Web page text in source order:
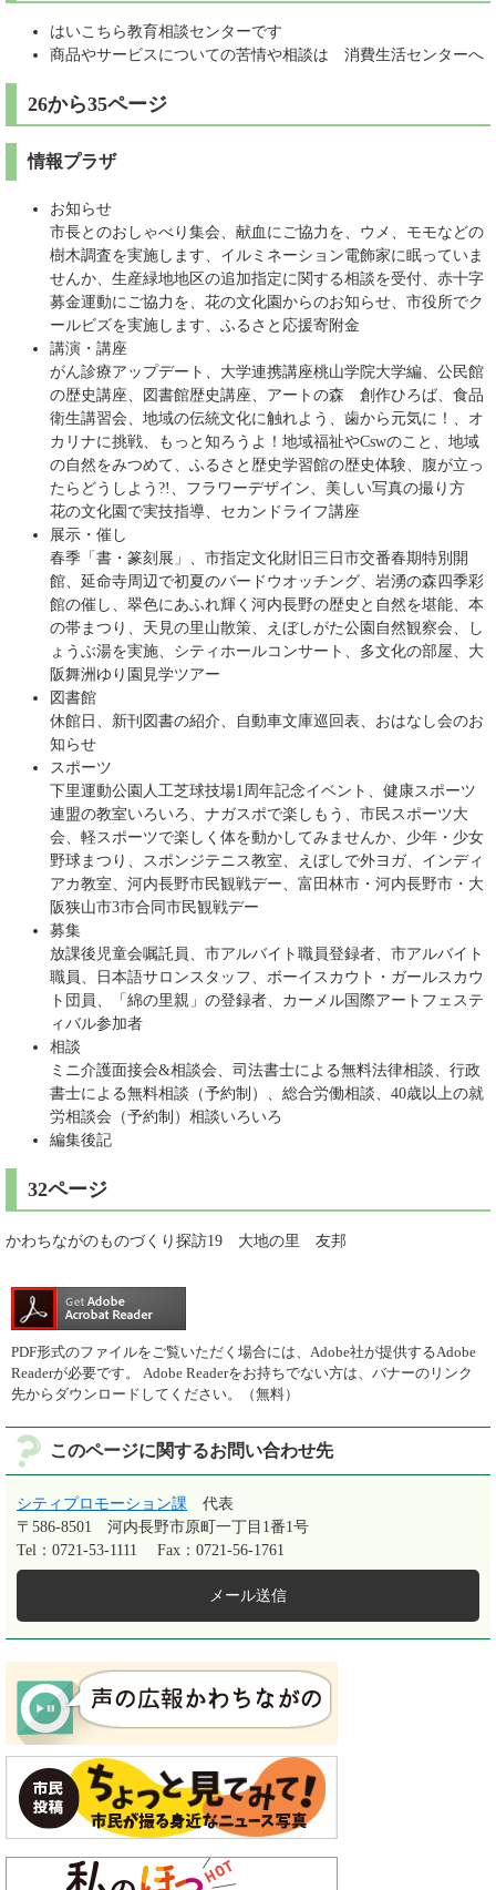
はいこちら教育相談センターです
商品やサービスについての苦情や相談は 消費生活センターへ
26から35ページ
情報プラザ
お知らせ
市長とのおしゃべり集会、献血にご協力を、ウメ、モモなどの
樹木調査を実施します、イルミネーション電飾家に眠っていま
せんか、生産緑地地区の追加指定に関する相談を受付、赤十字
募金運動にご協力を、花の文化園からのお知らせ、市役所でク
ールビズを実施します、ふるさと応援寄附金
講演・講座
がん診療アップデート、大学連携講座桃山学院大学編、公民館
の歴史講座、図書館歴史講座、アートの森 創作ひろば、食品
衛生講習会、地域の伝統文化に触れよう、歯から元気に！、オ
カリナに挑戦、もっと知ろうよ！地域福祉やCswのこと、地域
の自然をみつめて、ふるさと歴史学習館の歴史体験、腹が立っ
たらどうしよう?!、フラワーデザイン、美しい写真の撮り方
花の文化園で実技指導、セカンドライフ講座
展示・催し
春季「書・篆刻展」、市指定文化財旧三日市交番春期特別開
館、延命寺周辺で初夏のバードウオッチング、岩湧の森四季彩
館の催し、翠色にあふれ輝く河内長野の歴史と自然を堪能、本
の帯まつり、天見の里山散策、えぼしがた公園自然観察会、し
ょうぶ湯を実施、シティホールコンサート、多文化の部屋、大
阪舞洲ゆり園見学ツアー
図書館
休館日、新刊図書の紹介、自動車文庫巡回表、おはなし会のお
知らせ
スポーツ
下里運動公園人工芝球技場1周年記念イベント、健康スポーツ
連盟の教室いろいろ、ナガスポで楽しもう、市民スポーツ大
会、軽スポーツで楽しく体を動かしてみませんか、少年・少女
野球まつり、スポンジテニス教室、えぼしで外ヨガ、インディ
アカ教室、河内長野市民観戦デー、富田林市・河内長野市・大
阪狭山市3市合同市民観戦デー
募集
放課後児童会嘱託員、市アルバイト職員登録者、市アルバイト
職員、日本語サロンスタッフ、ボーイスカウト・ガールスカウ
ト団員、「綿の里親」の登録者、カーメル国際アートフェステ
ィバル参加者
相談
ミニ介護面接会&相談会、司法書士による無料法律相談、行政
書士による無料相談（予約制）、総合労働相談、40歳以上の就
労相談会（予約制）相談いろいろ
編集後記
32ページ
かわちながのものづくり探訪19 大地の里 友邦
PDF形式のファイルをご覧いただく場合には、Adobe社が提供するAdobe
Readerが必要です。
Adobe Readerをお持ちでない方は、バナーのリンク
先からダウンロードしてください。（無料）
このページに関するお問い合わせ先
シティプロモーション課
代表
〒586-8501
河内長野市原町一丁目1番1号
Tel：0721-53-1111
Fax：0721-56-1761
メール送信